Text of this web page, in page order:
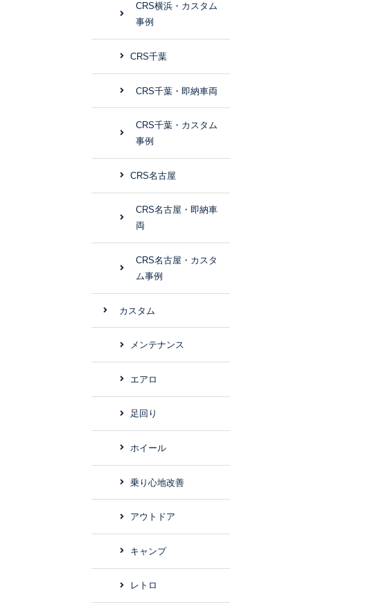
CRS横浜・カスタム
事例
CRS千葉
CRS千葉・即納車両
CRS千葉・カスタム
事例
CRS名古屋
CRS名古屋・即納車
両
CRS名古屋・カスタ
ム事例
カスタム
メンテナンス
エアロ
足回り
ホイール
乗り心地改善
アウトドア
キャンプ
レトロ